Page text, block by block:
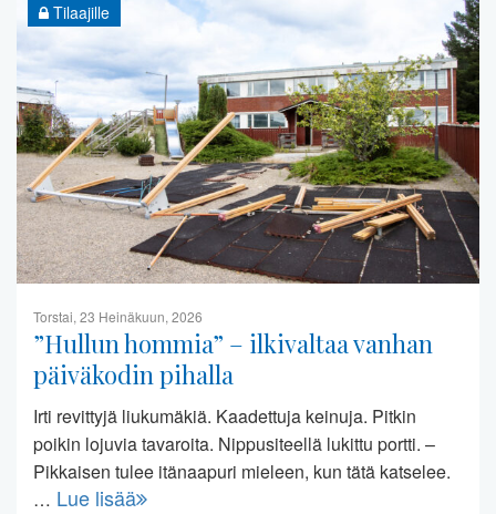
Tilaajille
Torstai, 23 Heinäkuun, 2026
”Hullun hommia” – ilkivaltaa vanhan
päiväkodin pihalla
Irti revittyjä liukumäkiä. Kaadettuja keinuja. Pitkin
poikin lojuvia tavaroita. Nippusiteellä lukittu portti. –
Pikkaisen tulee itänaapuri mieleen, kun tätä katselee.
… Lue lisää